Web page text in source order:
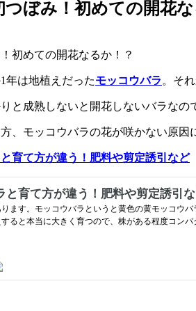
ぼみ！初めての開花な
年は地植えだったモッコウバラ 。そ
と成熟しないと開花しないバラな
、モッコウバラの花が咲かない原因
育て方が違う！肥料や剪定誘引など